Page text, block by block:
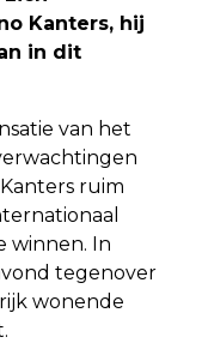
Kanters, hij
in dit
van het
ruim
winnen. In
tegenover
wonende